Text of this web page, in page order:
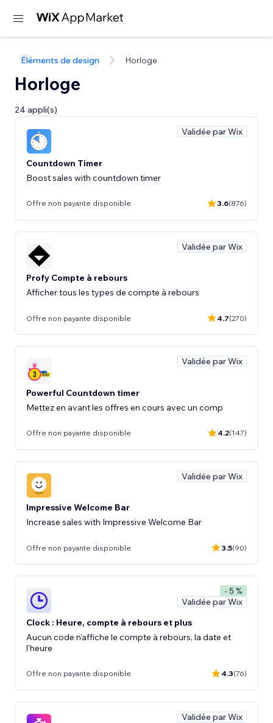
Éléments de design Horloge
Horloge
24 appli(s)
Validée par Wix
Countdown Timer
Boost sales with countdown timer
Offre non payante disponible 3.6(876)
Validée par Wix
Profy Compte à rebours
Afficher tous les types de compte à rebours
Offre non payante disponible 4.7(270)
Validée par Wix
Powerful Countdown timer
Mettez en avant les offres en cours avec un comp
Offre non payante disponible 4.2(147)
Validée par Wix
Impressive Welcome Bar
Increase sales with Impressive Welcome Bar
Offre non payante disponible 3.5(90)
- 5 %
Validée par Wix
Clock : Heure, compte à rebours et plus
Aucun code n'affiche le compte à rebours, la date et
l'heure
Offre non payante disponible 4.3(76)
Validée par Wix